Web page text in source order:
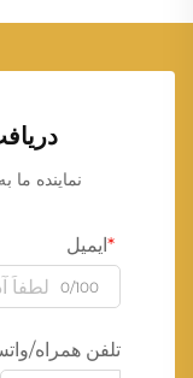
نماینده
ایمیل
0/100
تلفن همراه/